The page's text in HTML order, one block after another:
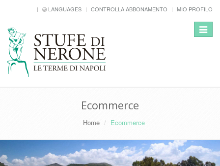
LANGUAGES CONTROLLA ABBONAMENTO MIO PROFILO
Toggle
Ecommerce
Home Ecommerce